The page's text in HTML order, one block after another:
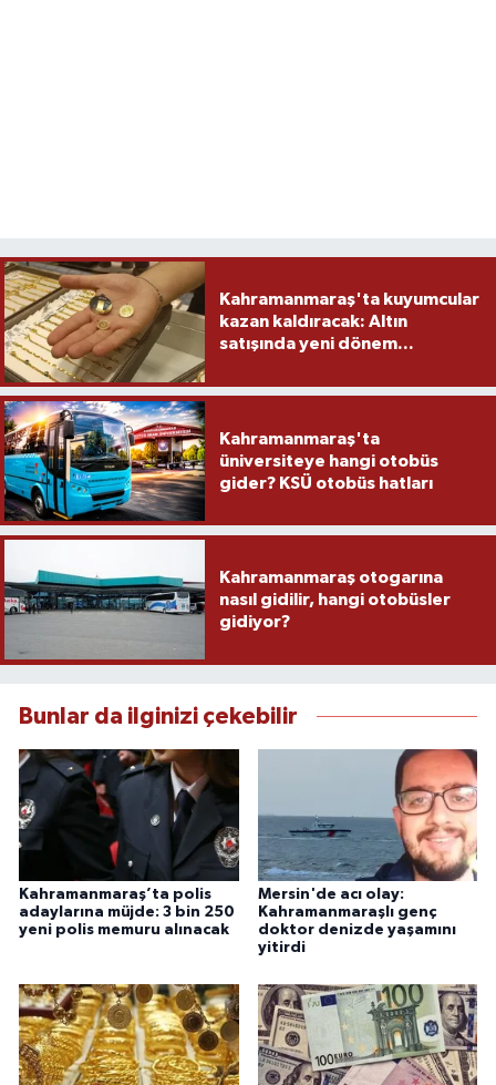
Kahramanmaraş'ta kuyumcular
kazan kaldıracak: Altın
satışında yeni dönem...
Kahramanmaraş'ta
üniversiteye hangi otobüs
gider? KSÜ otobüs hatları
Kahramanmaraş otogarına
nasıl gidilir, hangi otobüsler
gidiyor?
Bunlar da ilginizi çekebilir
Kahramanmaraş’ta polis
adaylarına müjde: 3 bin 250
yeni polis memuru alınacak
Mersin'de acı olay:
Kahramanmaraşlı genç
doktor denizde yaşamını
yitirdi